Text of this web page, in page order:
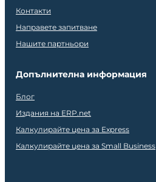
Контакти
Направете запитване
Нашите партньори
Допълнителна информация
Блог
Издания на ERP.net
Калкулирайте цена за Express
Калкулирайте цена за Small Business